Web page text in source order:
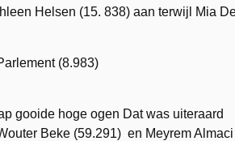
Helsen (15. 838) aan terwijl Mia
(8.983)
gooide hoge ogen Dat was uiteraard
Beke (59.291) en Meyrem Almaci